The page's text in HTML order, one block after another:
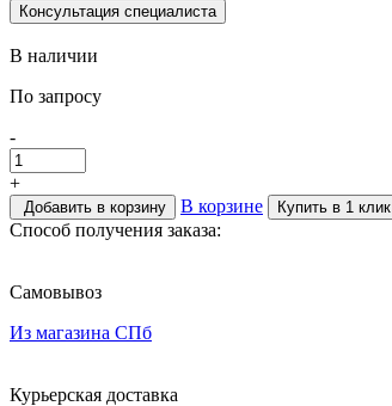
Консультация специалиста
В наличии
По запросу
-
+
Добавить в корзину В корзине Купить в 1 клик
Способ получения заказа:
Самовывоз
Из магазина СПб
Курьерская доставка